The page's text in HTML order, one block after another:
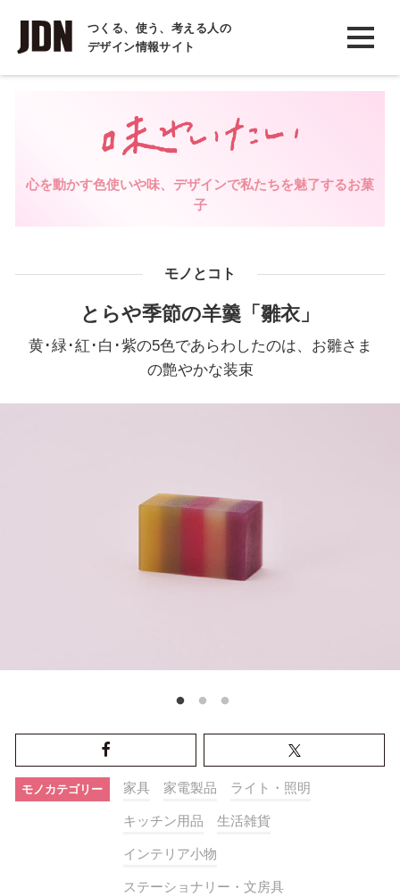
つくる、使う、考える人の
デザイン情報サイト
INTERVIEW
インタビュー
コラム
心を動かす色使いや味、デザインで私たちを魅了するお菓
子
モノとコト
とらや季節の羊羹「雛衣」
黄･緑･紅･白･紫の5色であらわしたのは、お雛さま
の艶やかな装束
モノカテゴリー 家具 家電製品 ライト・照明
キッチン用品 生活雑貨
インテリア小物
ステーショナリー・文房具